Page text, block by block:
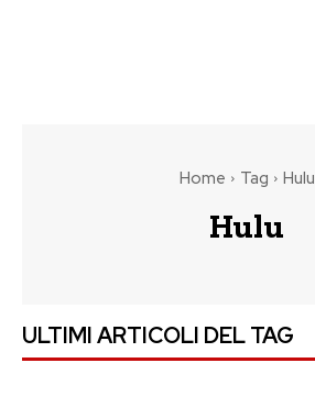
Home Tag Hulu
Hulu
ULTIMI ARTICOLI DEL TAG